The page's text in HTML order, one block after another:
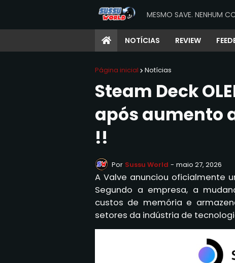
MESMO SAVE. NENHUM
NOTÍCIAS REVIEW
Página inicial Notícias
Steam Deck
após aumento
!!
Por Sussu World - maio 27, 2026
A Valve anunciou oficialmente
Segundo a empresa, a
custos de memória e
setores da indústria de